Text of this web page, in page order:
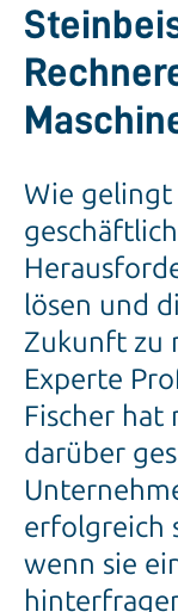
Wie gelingt
lösen und
Zukunft zu
Experte
Fischer hat
darüber
erfolgreich
wenn sie